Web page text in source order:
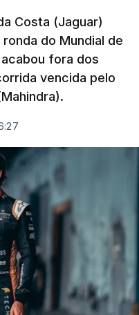
Costa (Jaguar)
do Mundial de
acabou fora dos
vencida pelo